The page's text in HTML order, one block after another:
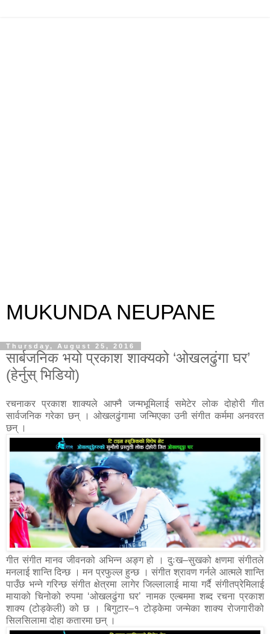
MUKUNDA NEUPANE
Thursday, August 25, 2016
सार्बजनिक भयो प्रकाश शाक्यको ‘ओखलढुंगा घर’
(हेर्नुस् भिडियो)
रचनाकर प्रकाश शाक्यले आफ्नै जन्मभूमिलाई समेटेर लोक दोहोरी गीत
सार्वजनिक गरेका छन् । ओखलढुंगामा जन्मिएका उनी संगीत कर्ममा अनवरत
छन् ।
गीत संगीत मानव जीवनको अभिन्न अङ्ग हो । दुःख–सुखको क्षणमा संगीतले
मनलाई शान्ति दिन्छ । मन प्रफुल्ल हुन्छ । संगीत श्रावण गर्नले आत्मले शान्ति
पाउँछ भन्ने गरिन्छ संगीत क्षेत्रमा लागेर जिल्लालाई माया गर्दै संगीतप्रेमिलाई
मायाको चिनोको रुपमा ‘ओखलढुंगा घर’ नामक एल्बममा शब्द रचना प्रकाश
शाक्य (टोड्केली) को छ । बिगुटार–१ टोड्केमा जन्मेका शाक्य रोजगारीको
सिलसिलामा दोहा कतारमा छन् ।